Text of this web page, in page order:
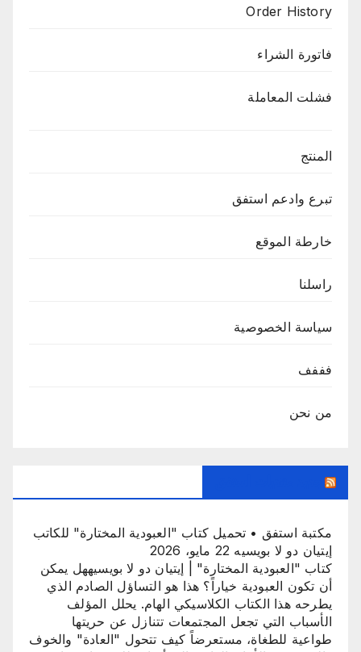
Order History
فاتورة الشراء
فشلت المعاملة
المنتج
تبرع وادعم استفق
خارطة الموقع
راسلنا
سياسة الخصوصية
فففف
من نحن
مكتبة استفق • تحميل كتاب "العبودية المختارة" للكاتب
إيتيان دو لا بويسيه 22 مايو، 2026
كتاب "العبودية المختارة" | إيتيان دو لا بويسيههل يمكن
أن تكون العبودية خياراً؟ هذا هو التساؤل الصادم الذي
يطرحه هذا الكتاب الكلاسيكي الهام. يحلل المؤلف
الأسباب التي تجعل المجتمعات تتنازل عن حريتها
طواعية للطغاة، مستعرضاً كيف تتحول "العادة" والخوف